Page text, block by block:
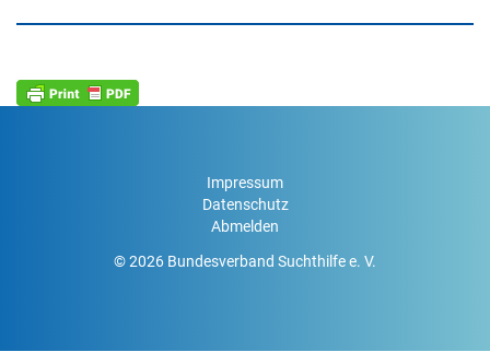
Impressum
Datenschutz
Abmelden
© 2026 Bundesverband Suchthilfe e. V.